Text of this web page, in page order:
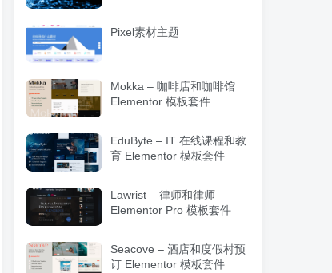
Pixel素材主题
Mokka – 咖啡店和咖啡馆
Elementor 模板套件
EduByte – IT 在线课程和教
育 Elementor 模板套件
Lawrist – 律师和律师
Elementor Pro 模板套件
Seacove – 酒店和度假村预
订 Elementor 模板套件